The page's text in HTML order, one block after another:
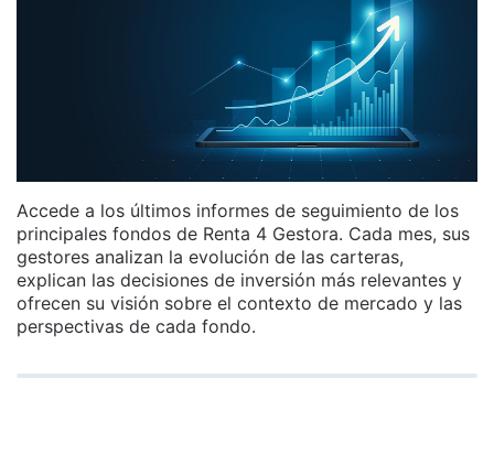
Accede a los últimos informes de seguimiento de los
principales fondos de Renta 4 Gestora. Cada mes, sus
gestores analizan la evolución de las carteras,
explican las decisiones de inversión más relevantes y
ofrecen su visión sobre el contexto de mercado y las
perspectivas de cada fondo.